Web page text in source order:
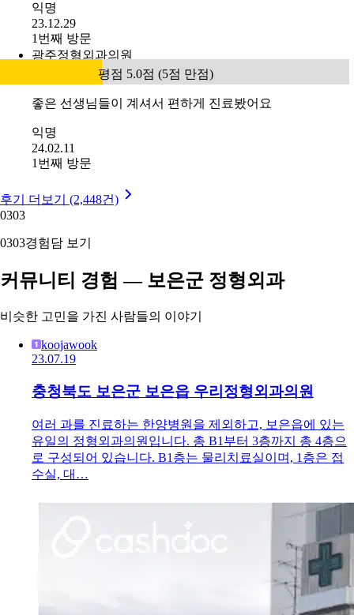
익명
23.12.29
1번째 방문
광주정형외과의원
평점 5.0점 (5점 만점)
좋은 선생님들이 계셔서 편하게 진료봤어요
익명
24.02.11
1번째 방문
후기 더보기 (2,448건)
0303
0303경험담 보기
커뮤니티 경험 — 보은군 정형외과
비슷한 고민을 가진 사람들의 이야기
koojawook
23.07.19
충청북도 보은군 보은읍 우리정형외과의원
여러 과를 진료하는 한양병원을 제외하고, 보은읍에 있는
유일의 정형외과의원입니다. 총 B1부터 3층까지 총 4층으
로 구성되어 있습니다. B1층는 물리치료실이며, 1층은 접
수실, 대…